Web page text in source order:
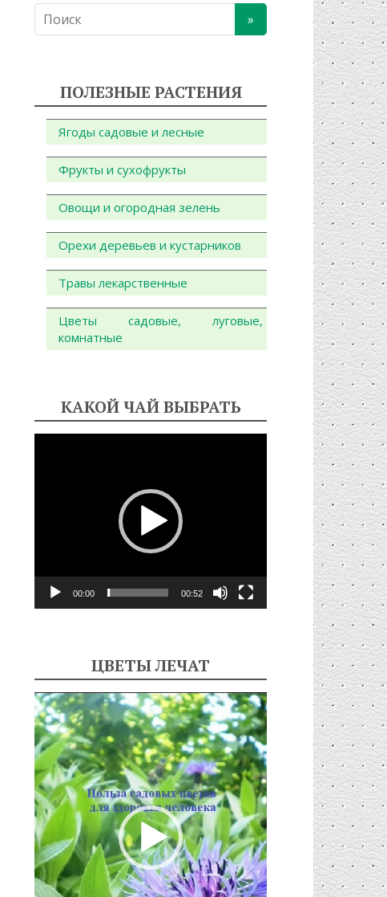
ПОЛЕЗНЫЕ РАСТЕНИЯ
Ягоды садовые и лесные
Фрукты и сухофрукты
Овощи и огородная зелень
Орехи деревьев и кустарников
Травы лекарственные
Цветы садовые, луговые,
комнатные
КАКОЙ ЧАЙ ВЫБРАТЬ
00:00 00:52
ЦВЕТЫ ЛЕЧАТ
Видеоплеер